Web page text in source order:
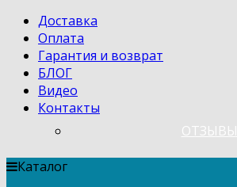
Доставка
Оплата
Гарантия и возврат
БЛОГ
Видео
Контакты
ОТЗЫВЫ
Каталог